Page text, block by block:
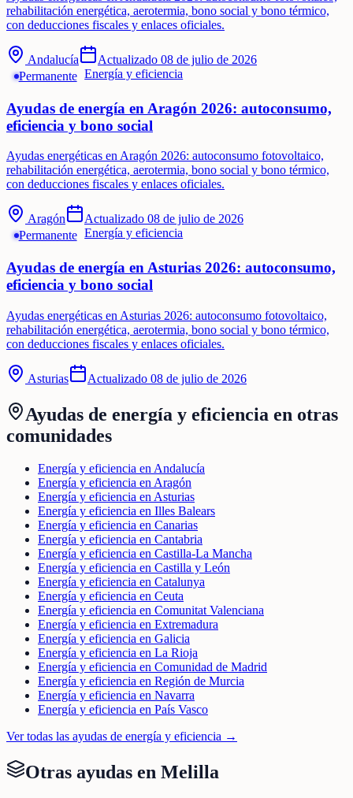
rehabilitación energética, aerotermia, bono social y bono térmico,
con deducciones fiscales y enlaces oficiales.
Andalucía Actualizado 08 de julio de 2026
Permanente Energía y eficiencia
Ayudas de energía en Aragón 2026: autoconsumo,
eficiencia y bono social
Ayudas energéticas en Aragón 2026: autoconsumo fotovoltaico,
rehabilitación energética, aerotermia, bono social y bono térmico,
con deducciones fiscales y enlaces oficiales.
Aragón Actualizado 08 de julio de 2026
Permanente Energía y eficiencia
Ayudas de energía en Asturias 2026: autoconsumo,
eficiencia y bono social
Ayudas energéticas en Asturias 2026: autoconsumo fotovoltaico,
rehabilitación energética, aerotermia, bono social y bono térmico,
con deducciones fiscales y enlaces oficiales.
Asturias Actualizado 08 de julio de 2026
Ayudas de energía y eficiencia en otras
comunidades
Energía y eficiencia en Andalucía
Energía y eficiencia en Aragón
Energía y eficiencia en Asturias
Energía y eficiencia en Illes Balears
Energía y eficiencia en Canarias
Energía y eficiencia en Cantabria
Energía y eficiencia en Castilla-La Mancha
Energía y eficiencia en Castilla y León
Energía y eficiencia en Catalunya
Energía y eficiencia en Ceuta
Energía y eficiencia en Comunitat Valenciana
Energía y eficiencia en Extremadura
Energía y eficiencia en Galicia
Energía y eficiencia en La Rioja
Energía y eficiencia en Comunidad de Madrid
Energía y eficiencia en Región de Murcia
Energía y eficiencia en Navarra
Energía y eficiencia en País Vasco
Ver todas las ayudas de energía y eficiencia →
Otras ayudas en Melilla